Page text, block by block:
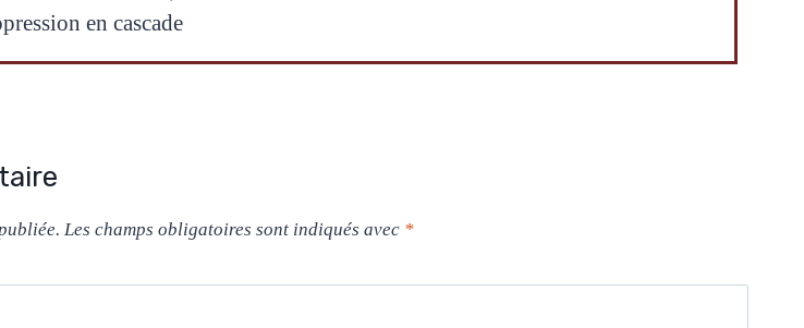
en cascade
Les champs obligatoires sont indiqués avec *